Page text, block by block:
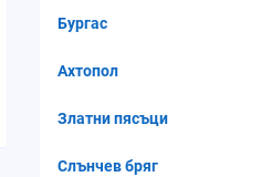
Бургас
Ахтопол
Златни пясъци
Слънчев бряг